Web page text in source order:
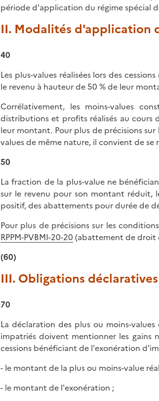
période d'application du régime spécial
II. Modalités d'application
40
Les plus-values réalisées lors des
le revenu à hauteur de 50 % de leur
Corrélativement, les moins-values
distributions et profits réalisés au cours
leur montant. Pour plus de précisions
values de même nature, il convient de se
50
La fraction de la plus-value ne
sur le revenu pour son montant réduit,
positif, des abattements pour durée de
Pour plus de précisions sur les
RPPM-PVBMI-20-20 (abattement de droit
(60)
III. Obligations
70
La déclaration des plus ou moins-
impatriés doivent mentionner les gains
cessions bénéficiant de l'exonération
- le montant de la plus ou moins-value
- le montant de l'exonération ;